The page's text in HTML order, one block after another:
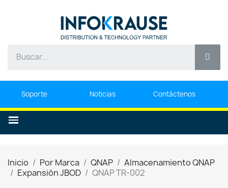
Soporte Noticias Contáctenos
Inicio Por Marca QNAP
Almacenamiento QNAP
Expansión JBOD
QNAP TR-002